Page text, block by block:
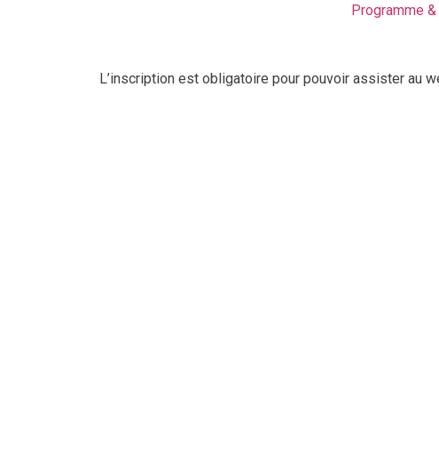
Programme
L’inscription est obligatoire pour pouvoir assister au